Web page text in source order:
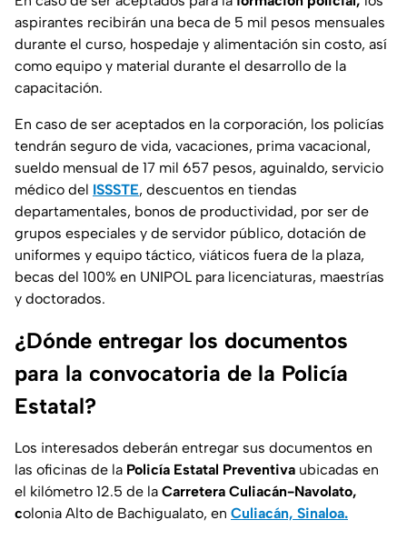
aspirantes recibirán una beca de 5 mil pesos mensuales
durante el curso, hospedaje y alimentación sin costo, así
como equipo y material durante el desarrollo de la
capacitación.
En caso de ser aceptados en la corporación, los policías
tendrán seguro de vida, vacaciones, prima vacacional,
sueldo mensual de 17 mil 657 pesos, aguinaldo, servicio
médico del ISSSTE, descuentos en tiendas
departamentales, bonos de productividad, por ser de
grupos especiales y de servidor público, dotación de
uniformes y equipo táctico, viáticos fuera de la plaza,
becas del 100% en UNIPOL para licenciaturas, maestrías
y doctorados.
¿Dónde entregar los documentos
para la convocatoria de la Policía
Estatal?
Los interesados deberán entregar sus documentos en
las oficinas de la Policía Estatal Preventiva ubicadas en
el kilómetro 12.5 de la Carretera Culiacán-Navolato,
colonia Alto de Bachigualato, en Culiacán, Sinaloa.